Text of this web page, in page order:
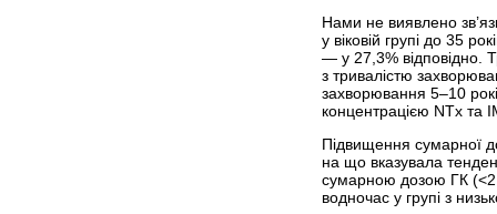
Нами не виявлено
у віковій групі до 35
— у 27,3% відповідно.
з тривалістю
захворювання 5–10
концентрацією NTx та
Підвищення сумарної
на що вказувала
сумарною дозою ГК
водночас у групі з